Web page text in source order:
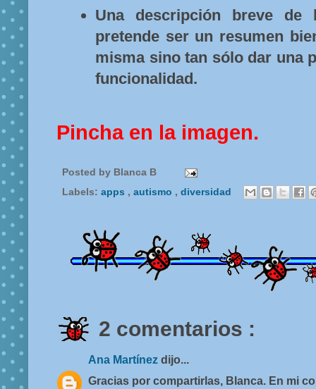
Una descripción breve de
pretende ser un resumen
misma sino tan sólo dar una
funcionalidad.
Pincha en la imagen.
Posted by Blanca B
Labels: apps , autismo , diversidad
2 comentarios :
Ana Martínez dijo...
Gracias por compartirlas, Blanca. En mi